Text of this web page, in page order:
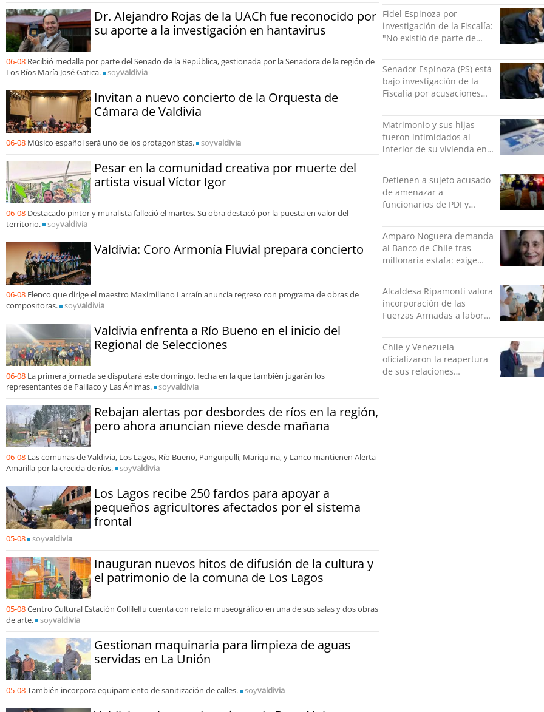
Dr. Alejandro Rojas de la UACh fue reconocido por
su aporte a la investigación en hantavirus
06-08 Recibió medalla por parte del Senado de la República, gestionada por la Senadora de la región de
Los Ríos María José Gatica.
soyvaldivia
Invitan a nuevo concierto de la Orquesta de
Cámara de Valdivia
06-08 Músico español será uno de los protagonistas. soyvaldivia
Pesar en la comunidad creativa por muerte del
artista visual Víctor Igor
06-08 Destacado pintor y muralista falleció el martes. Su obra destacó por la puesta en valor del
territorio.
soyvaldivia
Valdivia: Coro Armonía Fluvial prepara concierto
06-08 Elenco que dirige el maestro Maximiliano Larraín anuncia regreso con programa de obras de
compositoras.
soyvaldivia
Valdivia enfrenta a Río Bueno en el inicio del
Regional de Selecciones
06-08 La primera jornada se disputará este domingo, fecha en la que también jugarán los
representantes de Paillaco y Las Ánimas.
soyvaldivia
Rebajan alertas por desbordes de ríos en la región,
pero ahora anuncian nieve desde mañana
06-08 Las comunas de Valdivia, Los Lagos, Río Bueno, Panguipulli, Mariquina, y Lanco mantienen Alerta
Amarilla por la crecida de ríos.
soyvaldivia
Los Lagos recibe 250 fardos para apoyar a
pequeños agricultores afectados por el sistema
frontal
05-08 soyvaldivia
Inauguran nuevos hitos de difusión de la cultura y
el patrimonio de la comuna de Los Lagos
05-08Centro Cultural Estación Collilelfu cuenta con relato museográfico en una de sus salas y dos obras
de arte.
soyvaldivia
Gestionan maquinaria para limpieza de aguas
servidas en La Unión
05-08También incorpora equipamiento de sanitización de calles. soyvaldivia
social
Fidel Espinoza por
investigación de la Fiscalía:
"No existió de parte de
violencia física ni verbal"
Senador Espinoza (PS) está
bajo investigación de la
Fiscalía por acusaciones
su pareja
Matrimonio y sus hijas
fueron intimidados al
interior de su vivienda en
Detienen a sujeto acusado
de amenazar a
funcionarios de PDI y
Verde
Amparo Noguera demanda
al Banco de Chile tras
millonaria estafa: exige
Alcaldesa Ripamonti valora
incorporación de las
Fuerzas Armadas a labores
“responsabilidad política”
Chile y Venezuela
oficializaron la reapertura
de sus relaciones